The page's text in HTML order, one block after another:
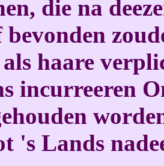
die na
bevonden
haare
incurreeren
's Lands